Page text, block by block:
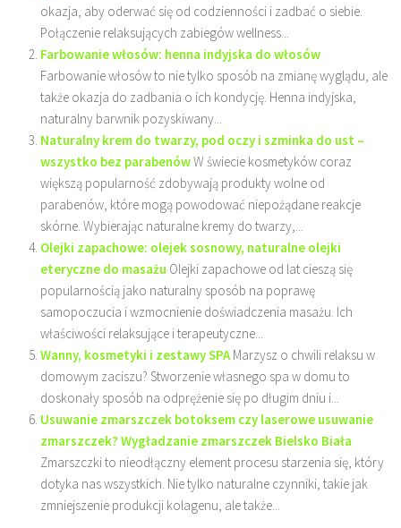
okazja, aby oderwać się od codzienności i zadbać o siebie.
Połączenie relaksujących zabiegów wellness...
Farbowanie włosów: henna indyjska do włosów
Farbowanie włosów to nie tylko sposób na zmianę wyglądu, ale
także okazja do zadbania o ich kondycję. Henna indyjska,
naturalny barwnik pozyskiwany...
Naturalny krem do twarzy, pod oczy i szminka do ust –
wszystko bez parabenówW świecie kosmetyków coraz
większą popularność zdobywają produkty wolne od
parabenów, które mogą powodować niepożądane reakcje
skórne. Wybierając naturalne kremy do twarzy,...
Olejki zapachowe: olejek sosnowy, naturalne olejki
eteryczne do masażu Olejki zapachowe od lat cieszą się
popularnością jako naturalny sposób na poprawę
samopoczucia i wzmocnienie doświadczenia masażu. Ich
właściwości relaksujące i terapeutyczne...
Wanny, kosmetyki i zestawy SPA Marzysz o chwili relaksu w
domowym zaciszu? Stworzenie własnego spa w domu to
doskonały sposób na odprężenie się po długim dniu i...
Usuwanie zmarszczek botoksem czy laserowe usuwanie
zmarszczek? Wygładzanie zmarszczek Bielsko Biała
Zmarszczki to nieodłączny element procesu starzenia się, który
dotyka nas wszystkich. Nie tylko naturalne czynniki, takie jak
zmniejszenie produkcji kolagenu, ale także...